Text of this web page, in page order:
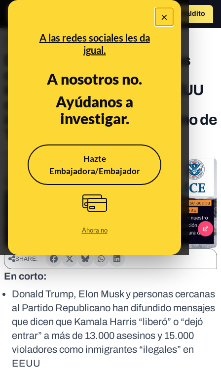
×
A las redes sociales les da
igual.
A nosotros no.
Ayúdanos a
investigar.
Hazte
Embajadora/Embajador
Ahora no
Hazte Maldito
Desinformaciones sobre las
cifras de inmigrantes
irregulares que entran a EEUU
con condenas por delitos:
incluyen también al Gobierno de
Publicado el
SHARE:
En corto:
Donald Trump, Elon Musk y personas cercanas
al Partido Republicano han difundido mensajes
que dicen que Kamala Harris “liberó” o “dejó
entrar” a más de 13.000 asesinos y 15.000
violadores como inmigrantes “ilegales” en
EEUU